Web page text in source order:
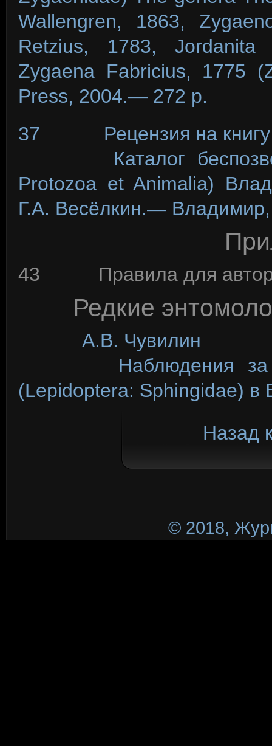
Wallengren, 1863,
Retzius, 1783,
Zygaena Fabricius, 1775
Press, 2004.— 272 p.
37 Рецензия на книгу
Каталог
Protozoa et Animalia)
Г.А. Весёлкин.—
43 Правила для
Редкие
А.В. Чувилин
Наблюдения за
(Lepidoptera: Sphingidae) в
Назад
© 2018,